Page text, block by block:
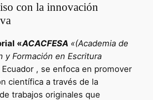
con la innovación
«ACACFESA «(Academia de
y Formación en Escritura
Ecuador , se enfoca en promover
científica a través de la
trabajos originales que